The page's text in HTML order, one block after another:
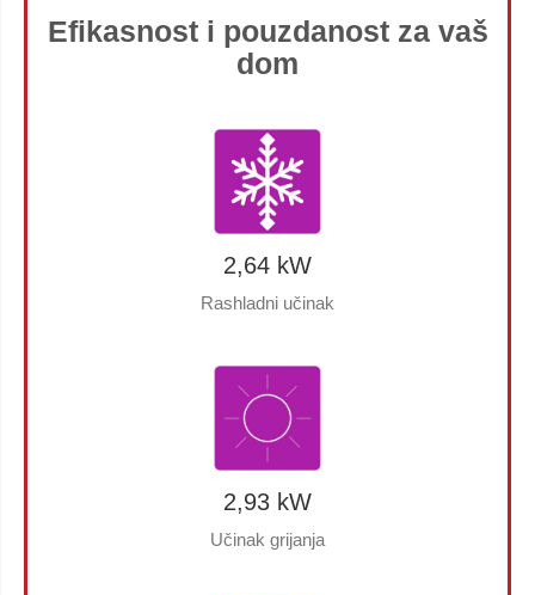
Efikasnost i pouzdanost za vaš
dom
2,64 kW
Rashladni učinak
2,93 kW
Učinak grijanja